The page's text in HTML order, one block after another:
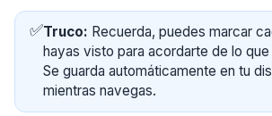
✅Truco: Recuerda, puedes marcar
hayas visto para acordarte de lo
Se guarda automáticamente en tu
mientras navegas.